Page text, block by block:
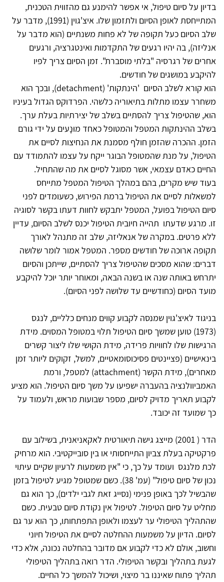
בדיון על סיום טיפול, אי אפשר להימנע גם מהזווית הטכנית,
המתייחסת לאופן הסיום ולתזמון שלו. איצ'גוין (1991), מדבר על
שלב הסיום כעל תקופה של לא פחות משנתיים (הוא מדבר על
אנליזה), בה יהיו רגעים של התקדמות ואינטגרציה, ורגעים
אחרים של רגרסיה "בלתי מוסברת". זמן הסיום צריך לפיו
להיקבע במושגים של חודשים.
הוא קורא לשלב הסיום 'הינתקות' (detachment), ובכך הוא
משחרר עצמו מתלות בתיאוריה כלשהי. הפרדוקס הגדול בעיניו
הוא, שהטיפול צריך להסתיים בשלב של יצירתיות בעלת ערך.
בשלב ההינתקות המטפל והמטופל כאחד מוּנָעים על ידי גורם
הזמן. ההכרה שהזמן חולף מסמנת את הנחיצות לסיים את
הטיפול, על מנת שהמטופל הבוגר ייקח על עצמו להתמודד עם
החיים כאדם עצמאי, אשר מסוגל לסיים את מה שהתחיל.
בעוד שיש מקרים, בהם במהלך הטיפול המטפל מתייחס
למשאלות לסיים את הטיפול ברמת הפירוש, כשעומדים לפני
סיום הטיפול בפועל, המטפל יתבקש לחוות דעתו בקשר לסוגיה
זו. מרגע שדעתו תהייה חיובית הטיפול יכנס לשלב הסיום, עדיין
ללא פרטים. במקרה של אנאליזה, שלב זה מתנהל לאורך
תקופה ארוכה של חודשים מספר. המטפל אמור לומר שלושה
דברים: שהוא מסכים שהטיפול צריך להסתיים, שייתכן והסיום
יתרחש באותה שנה או בשנה הבאה, ומאוחר יותר יוכל להיקבע
מועד הסיום (כחודשיים עד שלושה לפני הסיום).
בניגוד לאיצ'גוין שמנסה לקבוע קווים מנחים כלליים, לנגס
(1973) טוען שמשך סיום הטיפול תלוי במטופל המסוים. מידת
הרגישות שלו לחוויות פרידה, מידת הקושי שלו ליצור קשרים
בינאישיים (פציינטים פסיכוסומאטיים, למשל, זקוקים ליותר זמן
מאחרים), מידת הקשר (attachment) למטפל, ורמת
האמביוולנציה בהעברה ישפיעו על משך סיום הטיפול. הוא מציע
לקבוע תאריך מדויק לסיום, מספר שבועות מראש, ולעמוד על
כך שמועד זה יכובד.
הדר ( 2001) מייצג גישה תיאורטית לאקאניאנית, בשילוב עם
פרקטיקה בעלת צביון התייחסותי או בין סובייקטיבי. הוא מרחיק
לכת מלנגס ועומד על כך, כי "אין משמעות לרעיון שקיים עיתוי
נכון של סיום טיפול" (עמ' 38). כשם שמטופל מגיע לטיפול בזמן
שהבשיל לכך באופן פנימי (נסייג זאת לגבי ילדים), כך הוא גם
מחליט על סיום הטיפול. לטיפול אין נקודת סיום טבעית. כשם
שהתהליך הטיפולי ער לעצמו ולאופן התפתחותו, כך הוא ער גם
לסיום. הדיון על משמעות ההחלטה לסיים את הטיפול חיוני
וחשוב, אולם לא כדי לקבוע אם מדובר בהחלטה נכונה, אלא כדי
לגעת בתהליך ובקשר הטיפולי. הדר רואה בתהליך הטיפולי
תהליך פתוח שאיננו בר מיצוי, ושיכול להמשך כל החיים.